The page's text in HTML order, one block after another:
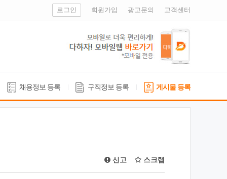
로그인 회원가입 광고문의 고객센터
채용정보 등록 구직정보 등록 게시물 등록
신고 스크랩